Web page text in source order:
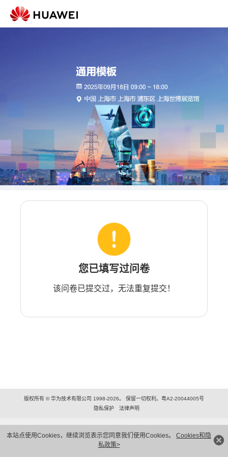
本站点使用Cookies，继续浏览表示您同意我们使用Cookies。 Cookies和隐
私政策>
您已填写过问卷
该问卷已提交过，无法重复提交！
版权所有 © 华为技术有限公司 1998-2026。 保留一切权利。粤A2-20044005号
隐私保护
法律声明